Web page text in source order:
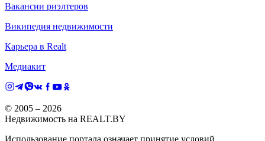
Вакансии риэлтеров
Википедия недвижимости
Карьера в Realt
Медиакит
© 2005 – 2026
Недвижимость на REALT.BY
Использование портала означает принятие условий